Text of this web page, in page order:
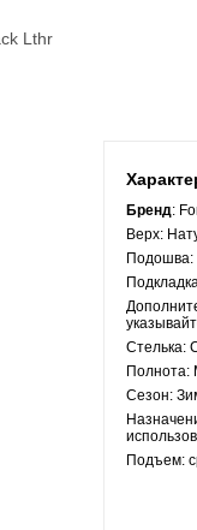
Lthr
Бренд:
Верх:
Подошва:
Стелька:
Полнота:
Сезон:
Подъем: